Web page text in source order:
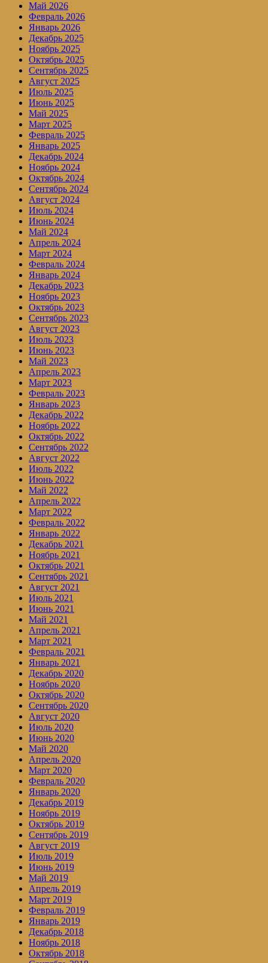
Май 2026
Февраль 2026
Январь 2026
Декабрь 2025
Ноябрь 2025
Октябрь 2025
Сентябрь 2025
Август 2025
Июль 2025
Июнь 2025
Май 2025
Март 2025
Февраль 2025
Январь 2025
Декабрь 2024
Ноябрь 2024
Октябрь 2024
Сентябрь 2024
Август 2024
Июль 2024
Июнь 2024
Май 2024
Апрель 2024
Март 2024
Февраль 2024
Январь 2024
Декабрь 2023
Ноябрь 2023
Октябрь 2023
Сентябрь 2023
Август 2023
Июль 2023
Июнь 2023
Май 2023
Апрель 2023
Март 2023
Февраль 2023
Январь 2023
Декабрь 2022
Ноябрь 2022
Октябрь 2022
Сентябрь 2022
Август 2022
Июль 2022
Июнь 2022
Май 2022
Апрель 2022
Март 2022
Февраль 2022
Январь 2022
Декабрь 2021
Ноябрь 2021
Октябрь 2021
Сентябрь 2021
Август 2021
Июль 2021
Июнь 2021
Май 2021
Апрель 2021
Март 2021
Февраль 2021
Январь 2021
Декабрь 2020
Ноябрь 2020
Октябрь 2020
Сентябрь 2020
Август 2020
Июль 2020
Июнь 2020
Май 2020
Апрель 2020
Март 2020
Февраль 2020
Январь 2020
Декабрь 2019
Ноябрь 2019
Октябрь 2019
Сентябрь 2019
Август 2019
Июль 2019
Июнь 2019
Май 2019
Апрель 2019
Март 2019
Февраль 2019
Январь 2019
Декабрь 2018
Ноябрь 2018
Октябрь 2018